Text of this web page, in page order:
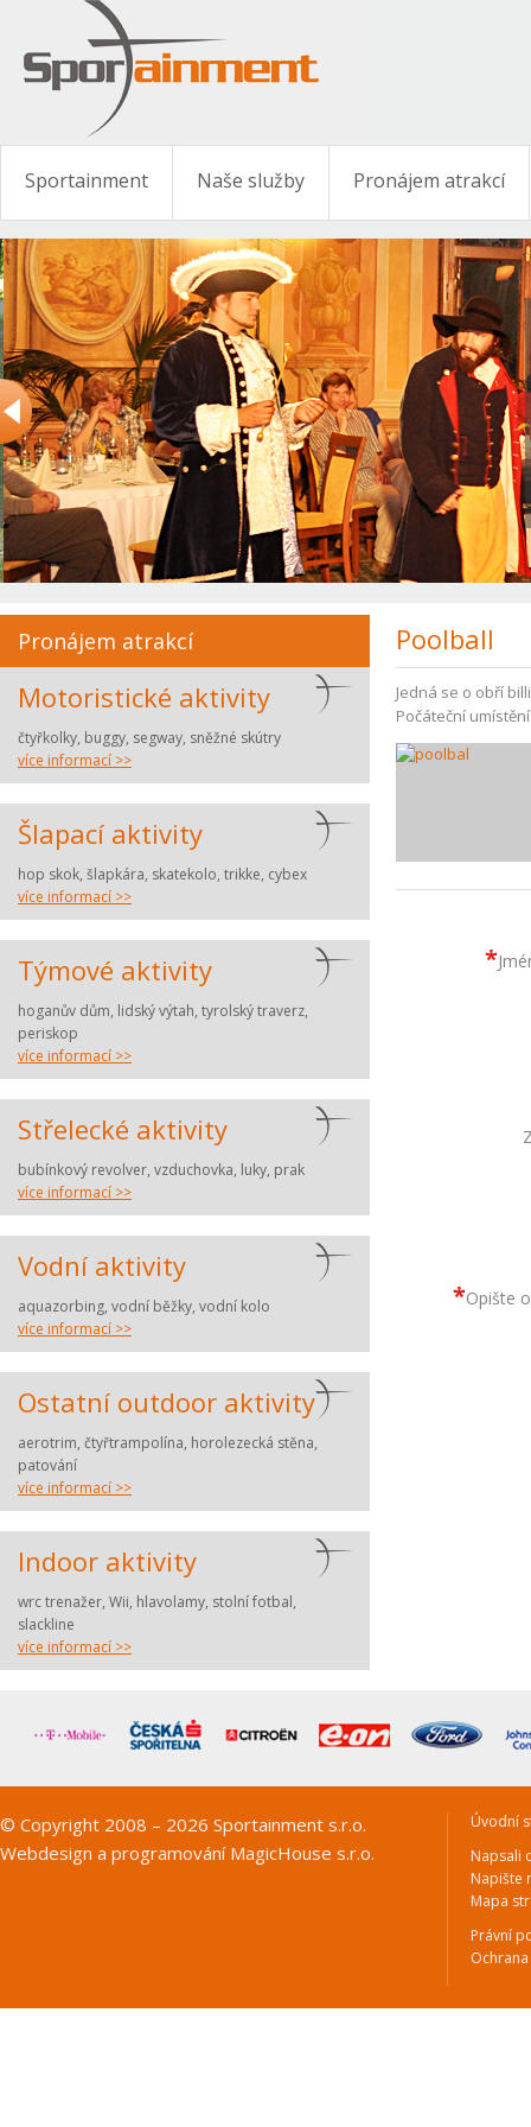
Sportainment Naše služby Pronájem atrakcí
Pronájem atrakcí
Motoristické aktivity
čtyřkolky, buggy, segway, sněžné skútry
více informací >>
Šlapací aktivity
hop skok, šlapkára, skatekolo, trikke, cybex
více informací >>
Týmové aktivity
hoganův dům, lidský výtah, tyrolský traverz,
periskop
více informací >>
Střelecké aktivity
bubínkový revolver, vzduchovka, luky, prak
více informací >>
Vodní aktivity
aquazorbing, vodní běžky, vodní kolo
více informací >>
Ostatní outdoor aktivity
aerotrim, čtyřtrampolína, horolezecká stěna,
patování
více informací >>
Indoor aktivity
wrc trenažer, Wii, hlavolamy, stolní fotbal,
slackline
více informací >>
Poolball
Jedná se o obří
Počáteční
*
*Opište
© Copyright 2008 – 2026 Sportainment s.r.o.
Webdesign a programování MagicHouse s.r.o.
Úvodní
Napsali
Napište
Mapa
Právní